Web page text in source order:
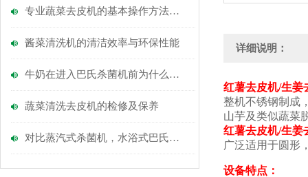
专业蔬菜去皮机的基本操作方法介绍
酱菜清洗机的清洁效率与环保性能
牛奶在进入巴氏杀菌机前为什么要进行脱气处理
蔬菜清洗去皮机的检修及保养
对比蒸汽式杀菌机，水浴式巴氏杀菌机的核心优势在哪里？
详细说明：
红薯去皮机/生姜
整机不锈钢制成
山芋及类似蔬菜
红薯去皮机/生姜
广泛适用于圆形
设备特点：